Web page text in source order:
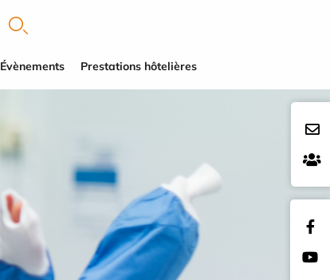
Évènements Prestations hôtelières